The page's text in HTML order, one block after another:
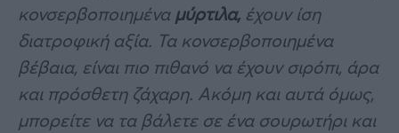
κονσερβοποιημέναμύρτιλα, έχουν ίση
διατροφική αξία. Τα κονσερβοποιημένα
βέβαια, είναι πιο πιθανό να έχουν σιρόπι, άρα
και πρόσθετη ζάχαρη. Ακόμη και αυτά όμως,
μπορείτε να τα βάλετε σε ένα σουρωτήρι και